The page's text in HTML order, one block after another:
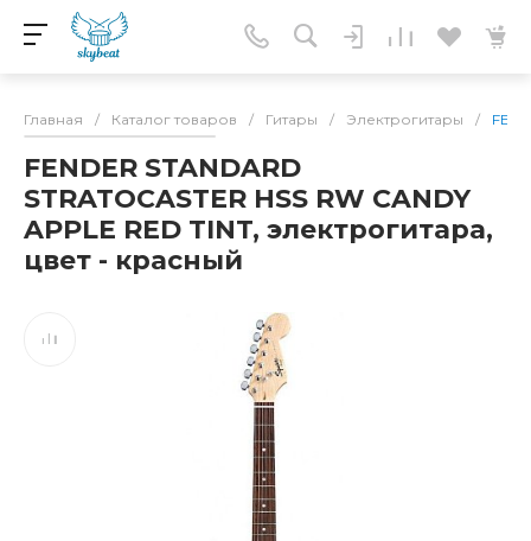
Главная / Каталог товаров / Гитары / Электрогитары /
FENDER STANDARD
STRATOCASTER HSS RW CANDY
APPLE RED TINT, электрогитара,
цвет - красный